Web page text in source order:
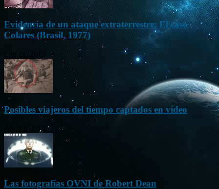
Evidencia de un ataque extraterrestre: El caso
Colares (Brasil, 1977)
Posibles viajeros del tiempo captados en vídeo
Abr 13, 2013
Las fotografías OVNI de Robert Dean